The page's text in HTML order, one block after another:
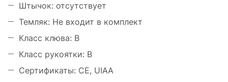
Штычок: отсутствует
Темляк: Не входит в комплект
Класс клюва: B
Класс рукоятки: B
Сертификаты: CE, UIAA